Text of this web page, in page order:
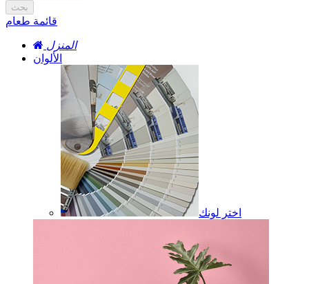
بحث
قائمة طعام
المنزل
الألوان
اختر لونك